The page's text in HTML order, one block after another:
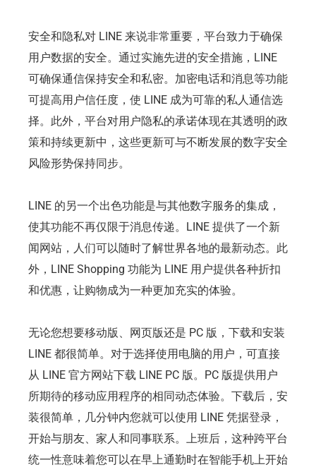
安全和隐私对 LINE 来说非常重要，平台致力于确保
用户数据的安全。通过实施先进的安全措施，LINE
可确保通信保持安全和私密。加密电话和消息等功能
可提高用户信任度，使 LINE 成为可靠的私人通信选
择。此外，平台对用户隐私的承诺体现在其透明的政
策和持续更新中，这些更新可与不断发展的数字安全
风险形势保持同步。
LINE 的另一个出色功能是与其他数字服务的集成，
使其功能不再仅限于消息传递。LINE 提供了一个新
闻网站，人们可以随时了解世界各地的最新动态。此
外，LINE Shopping 功能为 LINE 用户提供各种折扣
和优惠，让购物成为一种更加充实的体验。
无论您想要移动版、网页版还是 PC 版，下载和安装
LINE 都很简单。对于选择使用电脑的用户，可直接
从 LINE 官方网站下载 LINE PC 版。PC 版提供用户
所期待的移动应用程序的相同动态体验。下载后，安
装很简单，几分钟内您就可以使用 LINE 凭据登录，
开始与朋友、家人和同事联系。上班后，这种跨平台
统一性意味着您可以在早上通勤时在智能手机上开始